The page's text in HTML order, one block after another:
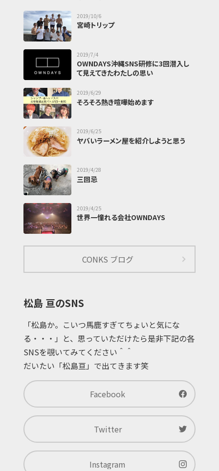
宮崎トリップ
2019/10/6
OWNDAYS沖縄SNS研修に3回潜入し
て見えてきたわたしの思い
2019/7/4
そろそろ熱き喧嘩始めます
2019/6/29
ヤバいラーメン屋を紹介しようと思う
2019/6/25
三回忌
2019/4/28
世界一憧れる会社OWNDAYS
2019/4/25
CONKS ブログ
松島 亘のSNS
「松島か。こいつ馬鹿すぎてちょいと気にな
る・・・」と、思っていただけたら是非下記の各
SNSを覗いてみてください＾＾
だいたい「松島亘」で出てきます笑
Facebook
Twitter
Instagram